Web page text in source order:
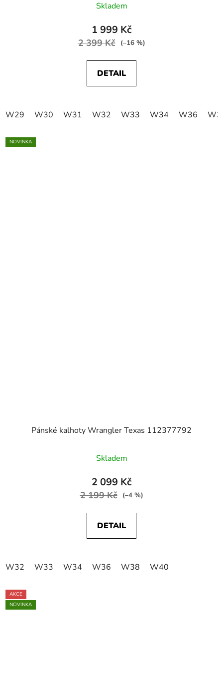
Skladem
1 999 Kč
2 399 Kč (–16 %)
DETAIL
W29 W30 W31 W32 W33 W34 W36
NOVINKA
Pánské kalhoty Wrangler Texas 112377792
Skladem
2 099 Kč
2 199 Kč (–4 %)
DETAIL
W32 W33 W34 W36 W38 W40
AKCE
NOVINKA